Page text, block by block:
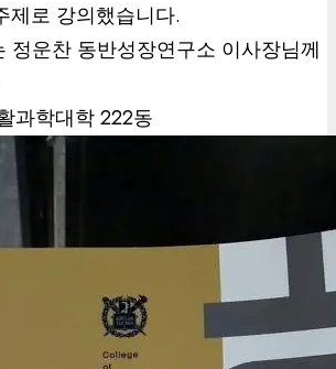
제로 강의했습니다.
정운찬 동반성장연구소 이사장님께
과학대학 222동